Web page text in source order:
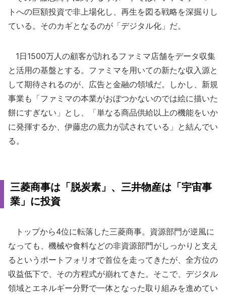
トへの巨額投資で非上場化し、再生を図る戦略を深掘りし
ている。そのカギとなるのが「デジタル化」だ。
1日1500万人の顧客が訪れるファミマ店舗をデータ収集
と活用の基盤とする。ファミマを用いての新たな収入源と
して期待されるのが、広告と金融の領域だ。しかし、新規
事業も「ファミマの本業がおぼつかないのでは絵に描いた
餅にすぎない」とし、「単なる商品供給以上の機能をいか
に発揮するか、伊藤忠の底力が試されている」と結んでい
る。
三菱商事は「脱炭素」、三井物産は「宇宙事
業」に投資
トップから4位に転落した三菱商事。資源部門が逆風に
なっても、機械や食料などの非資源部門がしっかりと支え
るというポートフォリオで首位を走ってきたが、全方位の
収益低下で、その方程式が崩れてきた。そこで、デジタル
領域とエネルギー分野で一体となった取り組みを進めてい